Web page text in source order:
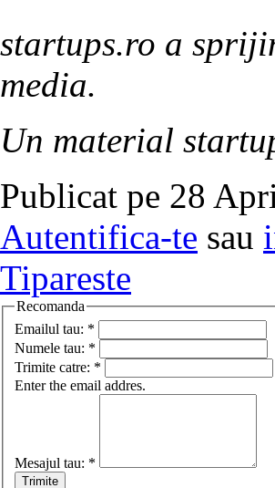
startups.ro a
media.
Un material
Publicat pe 28
Autentifica-te sau
Tipareste
Recomanda
Emailul tau: *
Numele tau: *
Trimite catre: *
Enter the email addres.
Mesajul tau: *